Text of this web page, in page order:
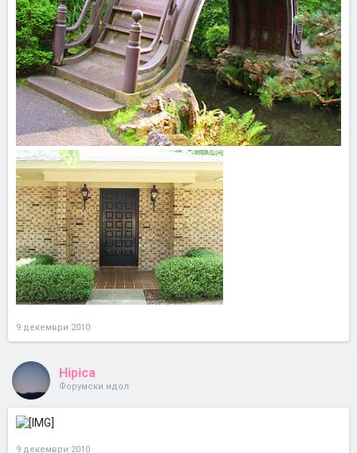
9 декември 2010
Hipica
Форумски идол
9 декември 2010